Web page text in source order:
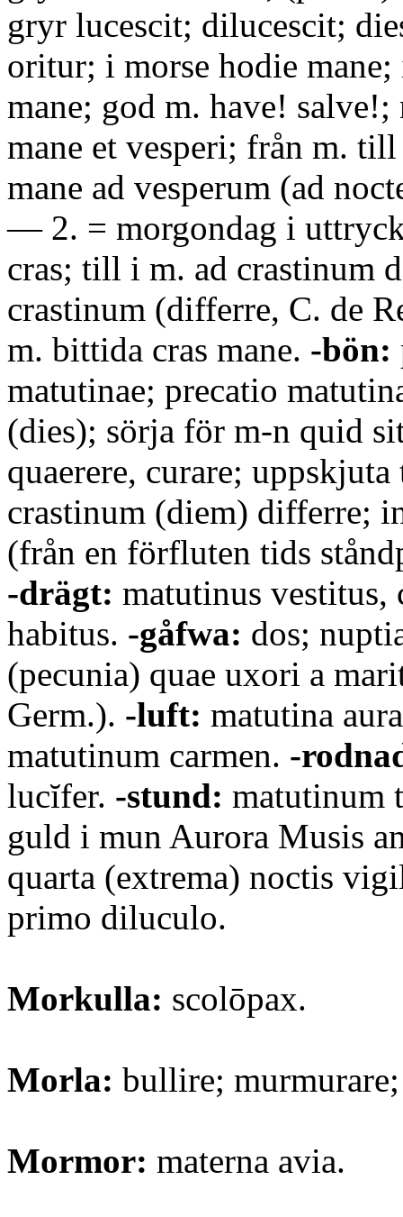
gryr lucescit; dilucescit;
oritur; i morse hodie
mane; god m. have!
mane et vesperi; från m.
mane ad vesperum (ad
— 2. = morgondag i
cras; till i m. ad crastinum
crastinum (differre, C. de
m. bittida cras mane. -bön:
matutinae; precatio
(dies); sörja för m-n quid
quaerere, curare;
crastinum (diem) differre;
(från en förfluten tids
-drägt: matutinus vestitus,
habitus. -gåfwa: dos;
(pecunia) quae uxori a
Germ.). -luft: matutina
matutinum carmen. -
lucĭfer. -stund: matutinum
guld i mun Aurora Musis
quarta (extrema) noctis
primo diluculo.
Morkulla: scolōpax.
Morla: bullire;
Mormor: materna avia.